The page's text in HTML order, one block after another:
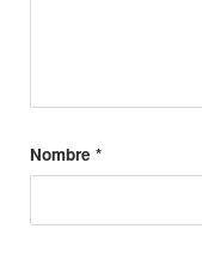
Nombre *